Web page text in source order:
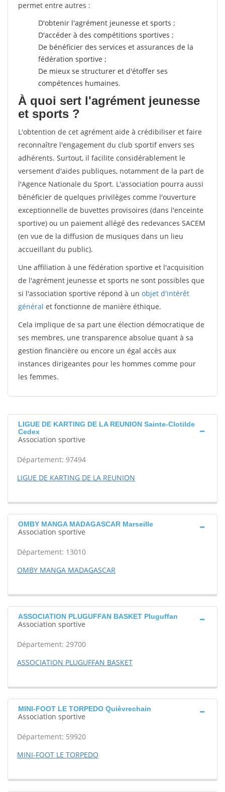
permet entre autres :
D'obtenir l'agrément jeunesse et sports ;
D'accéder à des compétitions sportives ;
De bénéficier des services et assurances de la
fédération sportive ;
De mieux se structurer et d'étoffer ses
compétences humaines.
À quoi sert l'agrément jeunesse
et sports ?
L'obtention de cet agrément aide à crédibiliser et faire
reconnaître l'engagement du club sportif envers ses
adhérents. Surtout, il facilite considérablement le
versement d'aides publiques, notamment de la part de
l'Agence Nationale du Sport. L'association pourra aussi
bénéficier de quelques privilèges comme l'ouverture
exceptionnelle de buvettes provisoires (dans l'enceinte
sportive) ou un paiement allégé des redevances SACEM
(en vue de la diffusion de musiques dans un lieu
accueillant du public).
Une affiliation à une fédération sportive et l'acquisition
de l'agrément jeunesse et sports ne sont possibles que
si l'association sportive répond à un objet d'intérêt
général et fonctionne de manière éthique.
Cela implique de sa part une élection démocratique de
ses membres, une transparence absolue quant à sa
gestion financière ou encore un égal accès aux
instances dirigeantes pour les hommes comme pour
les femmes.
LIGUE DE KARTING DE LA REUNION Sainte-Clotilde
Cedex
Association sportive
Département: 97494
LIGUE DE KARTING DE LA REUNION
OMBY MANGA MADAGASCAR Marseille
Association sportive
Département: 13010
OMBY MANGA MADAGASCAR
ASSOCIATION PLUGUFFAN BASKET Pluguffan
Association sportive
Département: 29700
ASSOCIATION PLUGUFFAN BASKET
MINI-FOOT LE TORPEDO Quièvrechain
Association sportive
Département: 59920
MINI-FOOT LE TORPEDO